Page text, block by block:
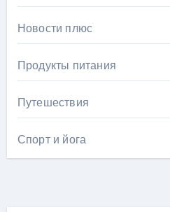
Новости плюс
Продукты питания
Путешествия
Спорт и йога